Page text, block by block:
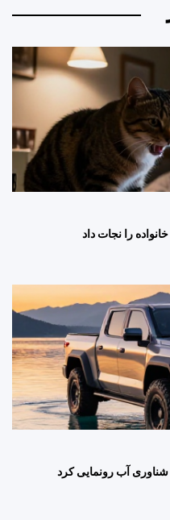
را نجات داد
شناوری آب رونمایی کرد